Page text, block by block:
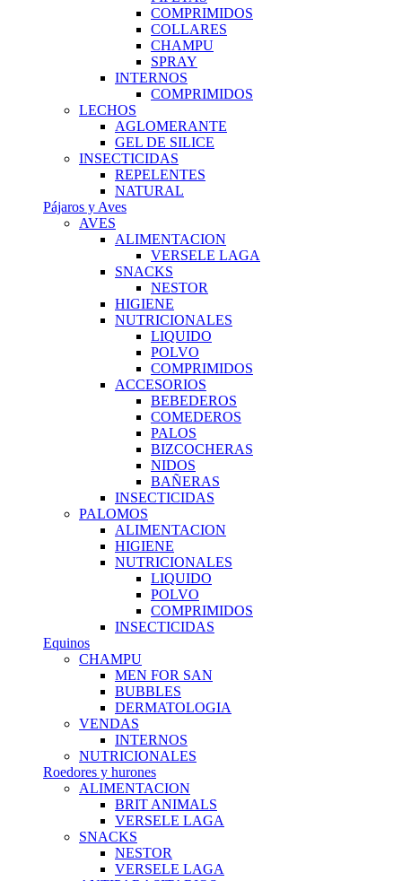
COMPRIMIDOS
COLLARES
CHAMPU
SPRAY
INTERNOS
COMPRIMIDOS
LECHOS
AGLOMERANTE
GEL DE SILICE
INSECTICIDAS
REPELENTES
NATURAL
Pájaros y Aves
AVES
ALIMENTACION
VERSELE LAGA
SNACKS
NESTOR
HIGIENE
NUTRICIONALES
LIQUIDO
POLVO
COMPRIMIDOS
ACCESORIOS
BEBEDEROS
COMEDEROS
PALOS
BIZCOCHERAS
NIDOS
BAÑERAS
INSECTICIDAS
PALOMOS
ALIMENTACION
HIGIENE
NUTRICIONALES
LIQUIDO
POLVO
COMPRIMIDOS
INSECTICIDAS
Equinos
CHAMPU
MEN FOR SAN
BUBBLES
DERMATOLOGIA
VENDAS
INTERNOS
NUTRICIONALES
Roedores y hurones
ALIMENTACION
BRIT ANIMALS
VERSELE LAGA
SNACKS
NESTOR
VERSELE LAGA